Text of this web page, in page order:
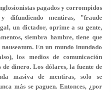
pagados y corrompidos
difundiendo mentiras, "fraude
un dictador, oprime a su gente,
siembra hambre, tiene que
En un mundo inundado
los medios de comunicación
de dinero. Los dólares, la fuente de
masiva de mentiras, solo se
más se paguen. Entonces, ¿por